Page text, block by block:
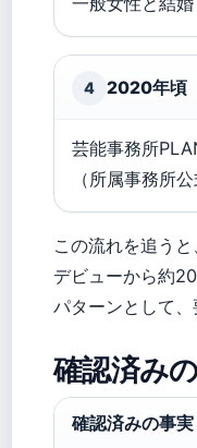
4 2020年頃
芸能事務所
（所属事務所
この流れを追うと
デビューから約
パターンとして
確認済み
確認済みの事実